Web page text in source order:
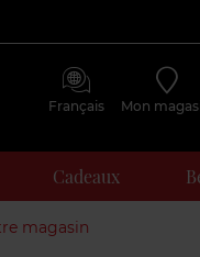
Français Mon
Cadeaux
magasin